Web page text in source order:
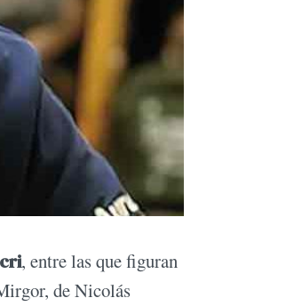
, entre las que figuran
de Nicolás